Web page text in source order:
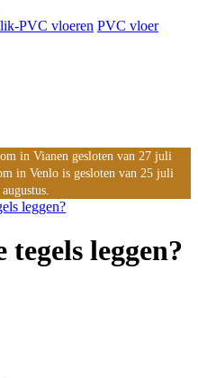
PVC vloeren PVC vloer
in Vianen gesloten van 27 juli
in Venlo is gesloten van 25 juli
leggen?
leggen?